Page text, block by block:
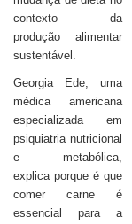
contexto da
produção alimentar
sustentável.
Georgia Ede, uma
médica americana
especializada em
psiquiatria nutricional
e metabólica,
explica porque é que
comer carne é
essencial para a